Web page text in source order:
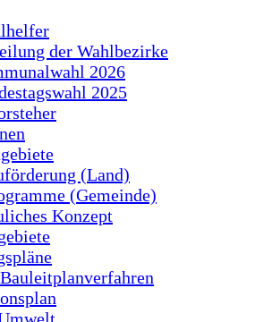
der Wahlbezirke
2026
2025
(Land)
(Gemeinde)
Konzept